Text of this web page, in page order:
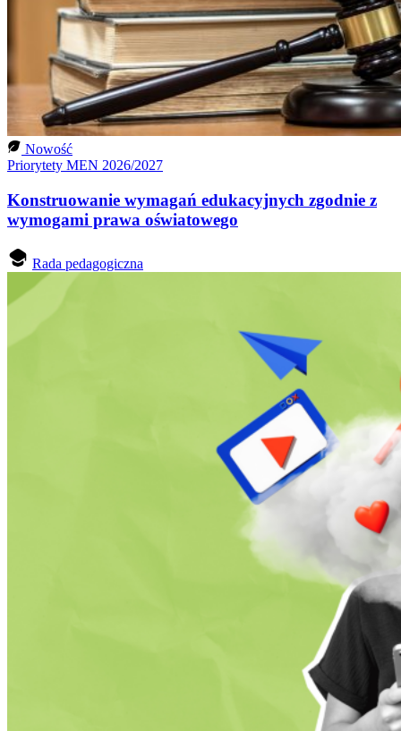
Nowość
Priorytety MEN 2026/2027
Konstruowanie wymagań edukacyjnych zgodnie z
wymogami prawa oświatowego
Rada pedagogiczna